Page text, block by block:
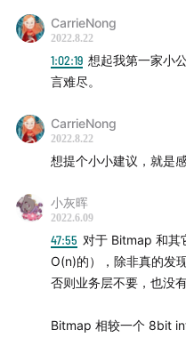
Tinko:space.bilibili.com
小鹿
Timeline(上)
CarrieNong
2022.8.22
1:02:19 想起我第一家小
言难尽。
CarrieNong
2022.8.22
想提个小小建议，就是
小灰晖
2022.6.09
47:55 对于 Bitmap 和其
O(n)的），除非真的发
否则业务层不要，也没
Bitmap 相较一个 8bit